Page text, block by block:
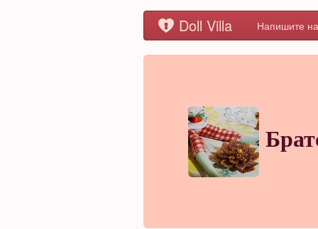
Doll Villa Напишите